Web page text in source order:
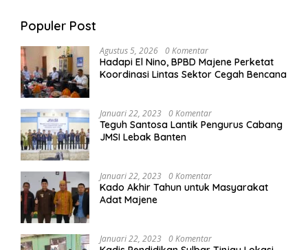
Populer Post
Agustus 5, 2026 0 Komentar
Hadapi El Nino, BPBD Majene Perketat
Koordinasi Lintas Sektor Cegah Bencana
Januari 22, 2023 0 Komentar
Teguh Santosa Lantik Pengurus Cabang
JMSI Lebak Banten
Januari 22, 2023 0 Komentar
Kado Akhir Tahun untuk Masyarakat
Adat Majene
Januari 22, 2023 0 Komentar